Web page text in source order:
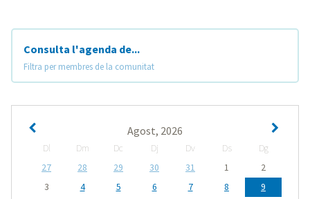
Consulta l'agenda de...
Filtra per membres de la comunitat
Agost, 2026
Dl Dm Dc Dj Dv Ds
Dg
27
28 29 30 31 1
2
3
4 5 6 7 8
9